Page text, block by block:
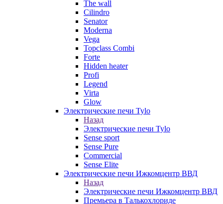
The wall
Cilindro
Senator
Moderna
Vega
Topclass Combi
Forte
Hidden heater
Profi
Legend
Virta
Glow
Электрические печи Tylo
Назад
Электрические печи Tylo
Sense sport
Sense Pure
Commercial
Sense Elite
Электрические печи Ижкомцентр ВВД
Назад
Электрические печи Ижкомцентр ВВД
Премьера в Талькохлориде